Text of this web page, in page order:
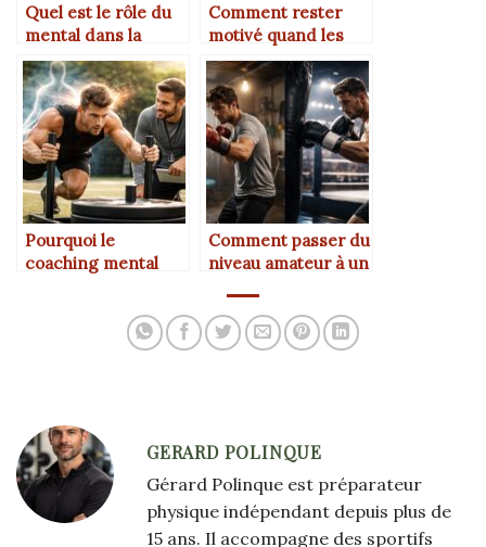
Quel est le rôle du
mental dans la
progression
sportive ?
Comment rester
motivé quand les
résultats tardent à
venir ?
Pourquoi le
coaching mental
Comment passer du
niveau amateur à un
GERARD POLINQUE
Gérard Polinque est préparateur
physique indépendant depuis plus de
15 ans. Il accompagne des sportifs